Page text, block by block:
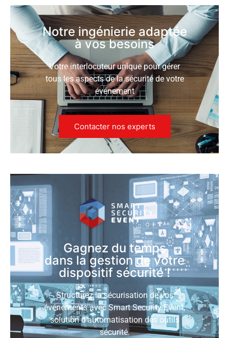
Notre ingénierie adaptée
à vos besoins
Votre interlocuteur unique pour gérer
tous les aspects de la sécurité de votre
événement
Contacter nos experts
Gagnez du temps
dans la gestion de votre
dispositif sécurité !
Structurez la sécurisation de vos
événements avec Smart Security Event,
solution d’automatisation des outils
sécurité.